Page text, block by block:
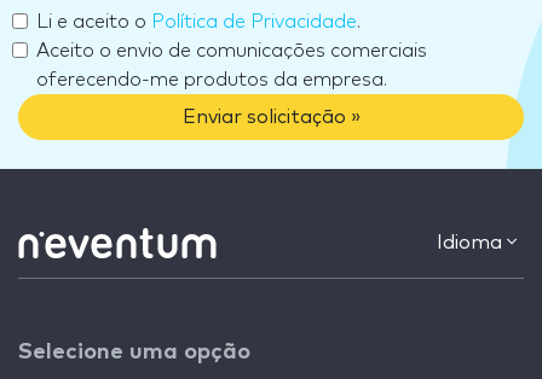
Li e aceito o Política de Privacidade.
Aceito o envio de comunicações comerciais
oferecendo-me produtos da empresa.
Enviar solicitação »
Idioma
Selecione uma opção